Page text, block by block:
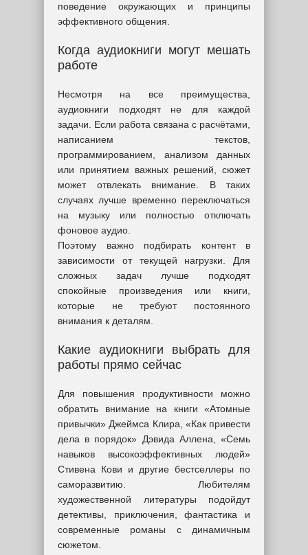
поведение окружающих и принципы
эффективного общения.
Когда аудиокниги могут мешать
работе
Несмотря на все преимущества,
аудиокниги подходят не для каждой
задачи. Если работа связана с расчётами,
написанием текстов,
программированием, анализом данных
или принятием важных решений, сюжет
может отвлекать внимание. В таких
случаях лучше временно переключаться
на музыку или полностью отключать
фоновое аудио.
Поэтому важно подбирать контент в
зависимости от текущей нагрузки. Для
сложных задач лучше подходят
спокойные произведения или книги,
которые не требуют постоянного
внимания к деталям.
Какие аудиокниги выбрать для
работы прямо сейчас
Для повышения продуктивности можно
обратить внимание на книги «Атомные
привычки» Джеймса Клира, «Как привести
дела в порядок» Дэвида Аллена, «Семь
навыков высокоэффективных людей»
Стивена Кови и другие бестселлеры по
саморазвитию. Любителям
художественной литературы подойдут
детективы, приключения, фантастика и
современные романы с динамичным
сюжетом.